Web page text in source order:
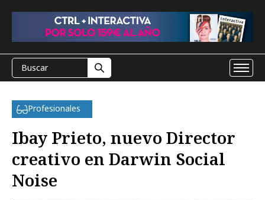
Profesionales
Ibay Prieto, nuevo Director
creativo en Darwin Social
Noise